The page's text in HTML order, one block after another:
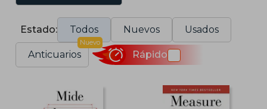
Estado: Todos Nuevos Usados
Anticuarios
Nuevo
Rápido